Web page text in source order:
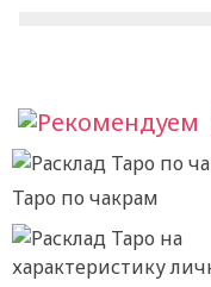
Таро по чакрам